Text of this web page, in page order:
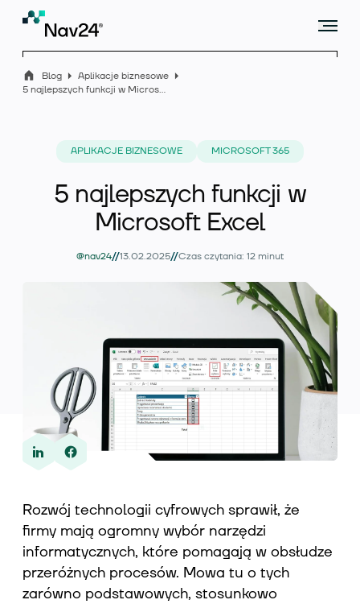
Rozszerzenia
Blog
Aplikacje biznesowe
5 najlepszych funkcji w Microsoft Excel
APLIKACJE BIZNESOWE MICROSOFT 365
5 najlepszych funkcji w
Microsoft Excel
@nav24//13.02.2025//Czas czytania: 12 minut
Rozwój technologii cyfrowych sprawił, że
firmy mają ogromny wybór narzędzi
informatycznych, które pomagają w obsłudze
przeróżnych procesów. Mowa tu o tych
zarówno podstawowych, stosunkowo